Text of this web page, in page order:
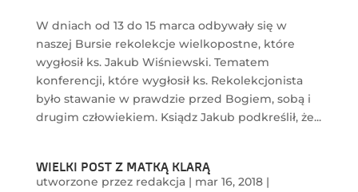
W dniach od 13 do 15 marca odbywały się w
naszej Bursie rekolekcje wielkopostne, które
wygłosił ks. Jakub Wiśniewski. Tematem
konferencji, które wygłosił ks. Rekolekcjonista
było stawanie w prawdzie przed Bogiem, sobą i
drugim człowiekiem. Ksiądz Jakub podkreślił, że...
WIELKI POST Z MATKĄ KLARĄ
utworzone przez redakcja| mar 16, 2018|